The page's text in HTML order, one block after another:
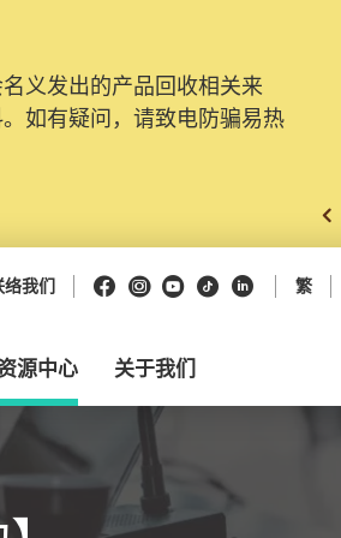
义发出的产品回收相关来
如有疑问，请致电防骗易热
络我们 Facebook
Instagram
Youtube
抖音领英 繁
源中心 关于我们